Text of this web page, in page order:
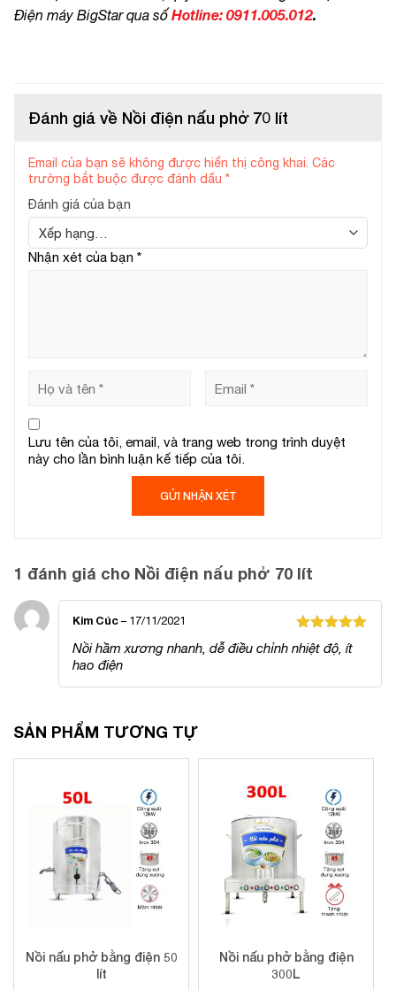
Điện máy BigStar qua số Hotline: 0911.005.012.
Đánh giá về Nồi điện nấu phở 70 lít
Email của bạn sẽ không được hiển thị công khai. Các
trường bắt buộc được đánh dấu *
Đánh giá của bạn
Nhận xét của bạn *
Lưu tên của tôi, email, và trang web trong trình duyệt
này cho lần bình luận kế tiếp của tôi.
1 đánh giá cho Nồi điện nấu phở 70 lít
Được xếp
hạng55
Kim Cúc – 17/11/2021
Nồi hầm xương nhanh, dễ điều chỉnh nhiệt độ, ít
hao điện
SẢN PHẨM TƯƠNG TỰ
Nồi nấu phở bằng điện 50
lít
Nồi nấu phở bằng điện
300L